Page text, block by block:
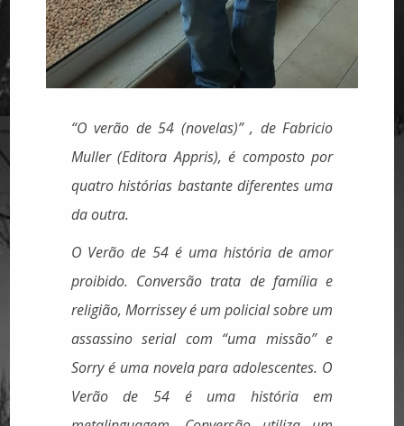
“O verão de 54 (novelas)”, de Fabricio
Muller (Editora Appris), é composto por
quatro histórias bastante diferentes uma
da outra.
O Verão de 54 é uma história de amor
proibido. Conversãotrata de família e
religião, Morrissey é um policial sobre um
assassino serial com “uma missão” e
Sorryé uma novela para adolescentes. O
Verão de 54é uma história em